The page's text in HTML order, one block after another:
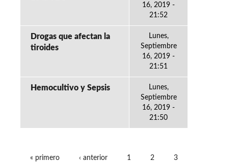
16, 2019 -
21:52
Drogas que afectan la
tiroides
Lunes,
Septiembre
16, 2019 -
21:51
Hemocultivo y Sepsis
Lunes,
Septiembre
16, 2019 -
21:50
« primero ‹ anterior 1 2 3